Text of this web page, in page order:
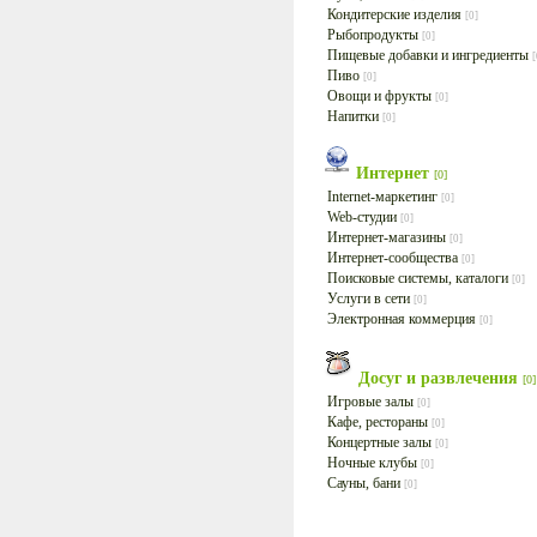
Кондитерские изделия [0]
Рыбопродукты [0]
Пищевые добавки и ингредиенты
Пиво [0]
Овощи и фрукты [0]
Напитки [0]
Интернет [0]
Internet-маркетинг [0]
Web-студии [0]
Интернет-магазины [0]
Интернет-сообщества [0]
Поисковые системы, каталоги [0]
Услуги в сети [0]
Электронная коммерция [0]
Досуг и развлечения [0]
Игровые залы [0]
Кафе, рестораны [0]
Концертные залы [0]
Ночные клубы [0]
Сауны, бани [0]